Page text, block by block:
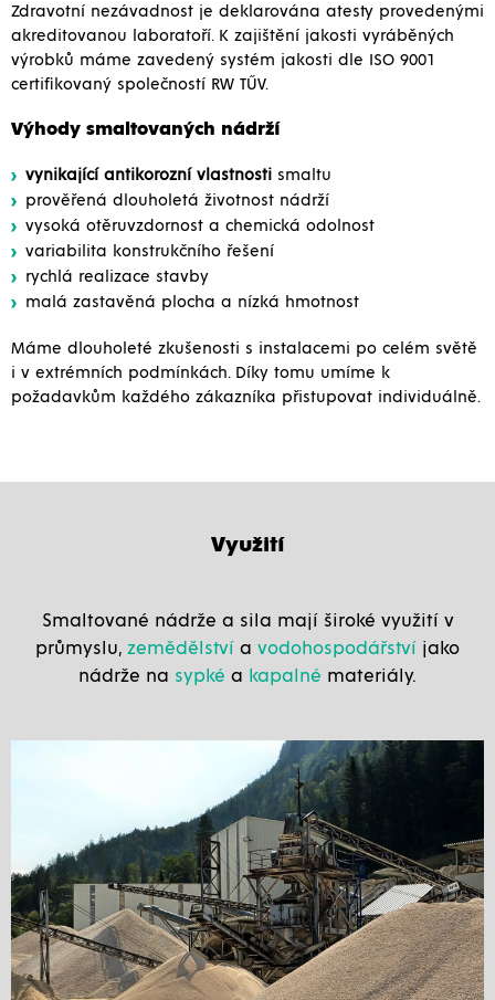
Zdravotní nezávadnost je deklarována atesty provedenými
akreditovanou laboratoří. K zajištění jakosti vyráběných
výrobků máme zavedený systém jakosti dle ISO 9001
certifikovaný společností RW TŰV.
Výhody smaltovaných nádrží
vynikající antikorozní vlastnosti smaltu
prověřená dlouholetá životnost nádrží
vysoká otěruvzdornost a chemická odolnost
variabilita konstrukčního řešení
rychlá realizace stavby
malá zastavěná plocha a nízká hmotnost
Máme dlouholeté zkušenosti s instalacemi po celém světě
i v extrémních podmínkách. Díky tomu umíme k
požadavkům každého zákazníka přistupovat individuálně.
Využití
Smaltované nádrže a sila mají široké využití v
průmyslu, zemědělství a vodohospodářství jako
nádrže na sypké a kapalné materiály.